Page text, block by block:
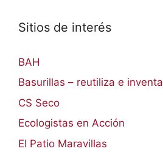
Sitios de interés
BAH
Basurillas – reutiliza e inventa
CS Seco
Ecologistas en Acción
El Patio Maravillas